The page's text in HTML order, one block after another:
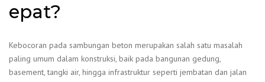
epat?
Kebocoran pada sambungan beton merupakan salah satu masalah
paling umum dalam konstruksi, baik pada bangunan gedung,
basement, tangki air, hingga infrastruktur seperti jembatan dan jalan